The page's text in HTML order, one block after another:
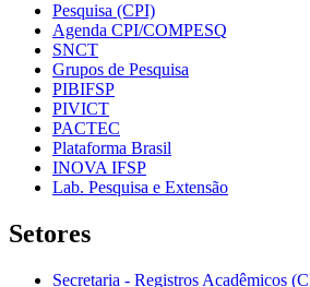
Pesquisa (CPI)
Agenda CPI/COMPESQ
SNCT
Grupos de Pesquisa
PIBIFSP
PIVICT
PACTEC
Plataforma Brasil
INOVA IFSP
Lab. Pesquisa e Extensão
Setores
Secretaria - Registros Acadêmicos